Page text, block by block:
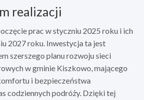
realizacji
prac w styczniu 2025 roku i ich
2027 roku. Inwestycja ta jest
szerszego planu rozwoju sieci
w gminie Kiszkowo, mającego
i bezpieczeństwa
codziennych podróży. Dzięki tej